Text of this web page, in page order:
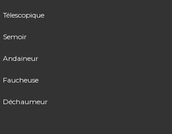
Télescopique
Semoir
Andaineur
Faucheuse
Déchaumeur